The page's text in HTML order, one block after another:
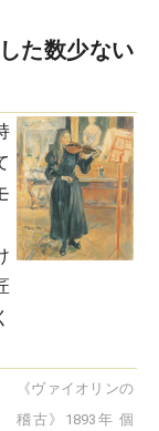
た数少ない
《ヴァイオリンの
稽古》1893年 個